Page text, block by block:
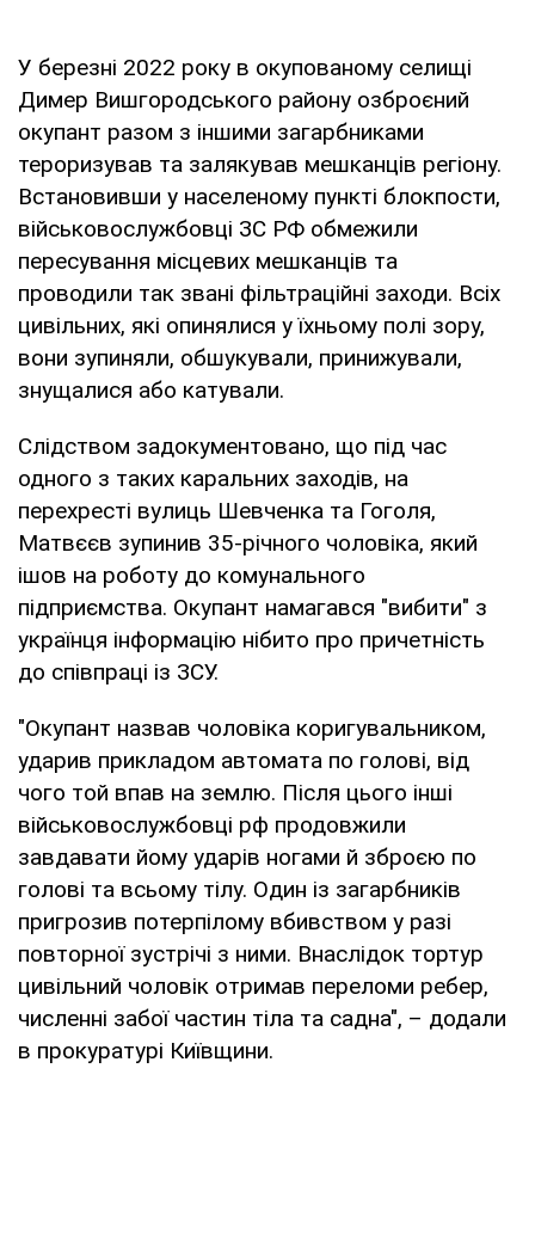
У березні 2022 року в окупованому селищі
Димер Вишгородського району озброєний
окупант разом з іншими загарбниками
тероризував та залякував мешканців регіону.
Встановивши у населеному пункті блокпости,
військовослужбовці ЗС РФ обмежили
пересування місцевих мешканців та
проводили так звані фільтраційні заходи. Всіх
цивільних, які опинялися у їхньому полі зору,
вони зупиняли, обшукували, принижували,
знущалися або катували.
Слідством задокументовано, що під час
одного з таких каральних заходів, на
перехресті вулиць Шевченка та Гоголя,
Матвєєв зупинив 35-річного чоловіка, який
ішов на роботу до комунального
підприємства. Окупант намагався "вибити" з
українця інформацію нібито про причетність
до співпраці із ЗСУ.
"Окупант назвав чоловіка коригувальником,
ударив прикладом автомата по голові, від
чого той впав на землю. Після цього інші
військовослужбовці рф продовжили
завдавати йому ударів ногами й зброєю по
голові та всьому тілу. Один із загарбників
пригрозив потерпілому вбивством у разі
повторної зустрічі з ними. Внаслідок тортур
цивільний чоловік отримав переломи ребер,
численні забої частин тіла та садна", – додали
в прокуратурі Київщини.